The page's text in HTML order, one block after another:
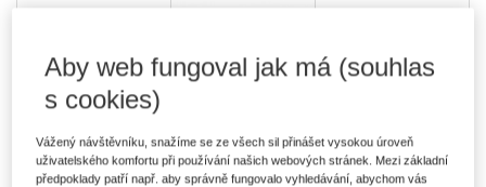
Kniha je dostupná v ASPI
Aby web fungoval jak má (souhlas
s cookies)
Vážený návštěvníku, snažíme se ze všech sil přinášet vysokou úroveň
uživatelského komfortu při používání našich webových stránek. Mezi základní
předpoklady patří např. aby správně fungovalo vyhledávání, abychom vás